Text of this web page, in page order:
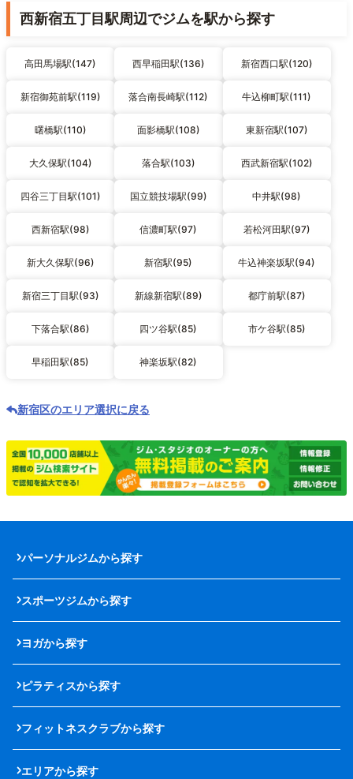
西新宿五丁目駅周辺でジムを駅から探す
高田馬場駅(147) 西早稲田駅(136) 新宿西口駅(120)
新宿御苑前駅(119) 落合南長崎駅(112) 牛込柳町駅(111)
曙橋駅(110) 面影橋駅(108) 東新宿駅(107)
大久保駅(104) 落合駅(103) 西武新宿駅(102)
四谷三丁目駅(101) 国立競技場駅(99) 中井駅(98)
西新宿駅(98) 信濃町駅(97) 若松河田駅(97)
新大久保駅(96) 新宿駅(95) 牛込神楽坂駅(94)
新宿三丁目駅(93) 新線新宿駅(89) 都庁前駅(87)
下落合駅(86) 四ツ谷駅(85) 市ケ谷駅(85)
早稲田駅(85) 神楽坂駅(82)
新宿区のエリア選択に戻る
パーソナルジムから探す
スポーツジムから探す
ヨガから探す
ピラティスから探す
フィットネスクラブから探す
エリアから探す